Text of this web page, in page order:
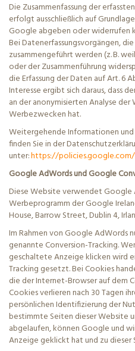
Die Zusammenfassung der
erfolgt ausschließlich auf
Google abgeben oder widerrufen
Bei Datenerfassungsvorgängen,
zusammengeführt werden (z. B.
oder der Zusammenführung
dieErfassung der Daten auf Art. 6
Interesse ergibt sich daraus, dass
an der anonymisierten Analyse der
Werbezwecken hat.
Weitergehende Informationen
finden Sie in der
unter:https://
Google AdWords und Google
Diese Website verwendet Google
Werbeprogramm der Google
House, Barrow Street, Dublin 4,
Im Rahmen von Google AdWords
genannte Conversion-Tracking.
geschaltete Anzeige klicken wird
Tracking gesetzt. Bei Cookies
die der Internet-Browser auf dem
Cookies verlieren nach 30 Tagen
persönlichen Identifizierung der
bestimmte Seiten dieser Website
abgelaufen, können Google und
Anzeige geklickt hat und zu